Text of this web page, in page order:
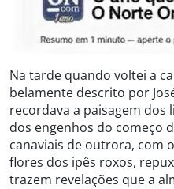
Na tarde quando voltei a
belamente descrito por
recordava a paisagem dos
dos engenhos do começo
canaviais de outrora, com
flores dos ipês roxos,
trazem revelações que a